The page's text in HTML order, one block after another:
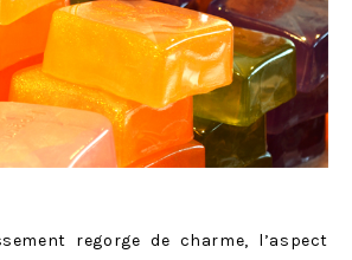
regorge de charme, l’aspect